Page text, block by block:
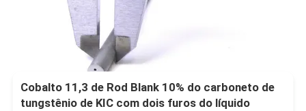
Cobalto 11,3 de Rod Blank 10% do carboneto de
tungstênio de KIC com dois furos do líquido